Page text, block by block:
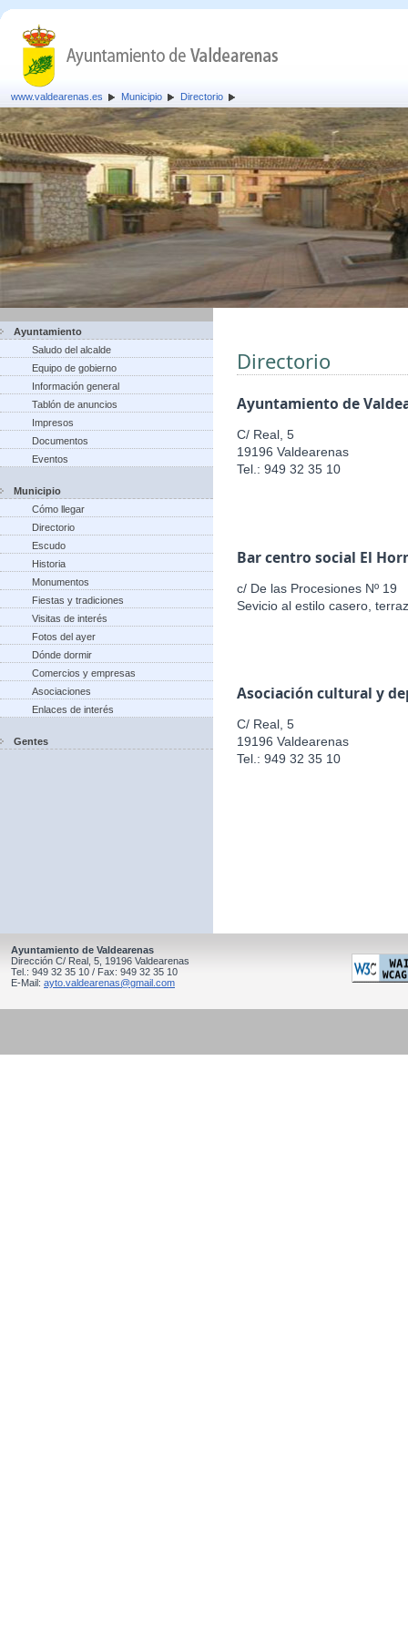
www.valdearenas.es Municipio Directorio
Ayuntamiento
Saludo del alcalde
Equipo de gobierno
Información general
Tablón de anuncios
Impresos
Documentos
Eventos
Municipio
Cómo llegar
Directorio
Escudo
Historia
Monumentos
Fiestas y tradiciones
Visitas de interés
Fotos del ayer
Dónde dormir
Comercios y empresas
Asociaciones
Enlaces de interés
Gentes
Directorio
Ayuntamiento de
C/ Real, 5
19196 Valdearenas
Tel.: 949 32 35 10
Bar centro social El
c/ De las Procesiones Nº 19
Sevicio al estilo casero,
Asociación cultural y
C/ Real, 5
19196 Valdearenas
Tel.: 949 32 35 10
Ayuntamiento de Valdearenas
Dirección C/ Real, 5, 19196 Valdearenas
Tel.: 949 32 35 10 / Fax: 949 32 35 10
E-Mail: ayto.valdearenas@gmail.com